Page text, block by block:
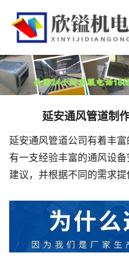
延安通风管道制
延安通风管道公司有着丰
有一支经验丰富的通风设
建议，并根据不同的需求提